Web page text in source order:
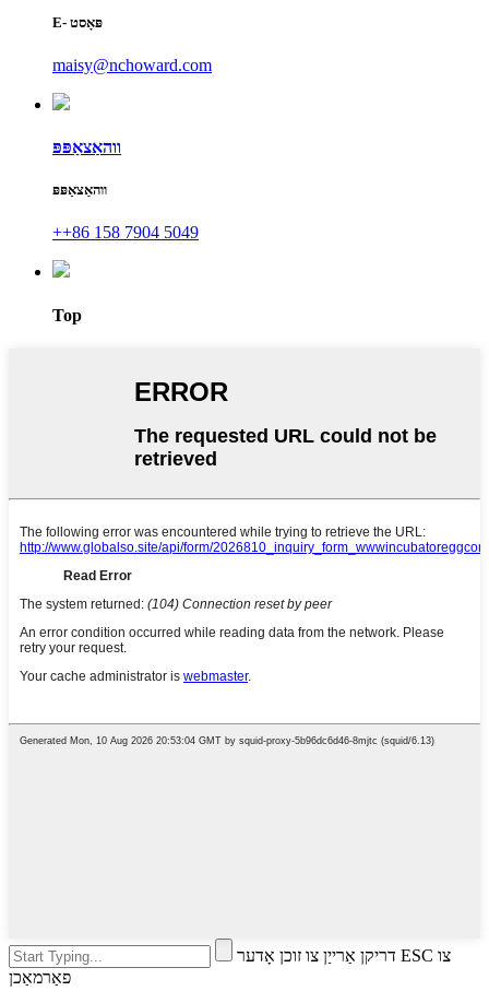
E- פּאָסט
maisy@nchoward.com
ווהאַצאַפּפּ
ווהאַצאַפּפּ
++86 158 7904 5049
Top
דריקן אַרייַן צו זוכן אָדער ESC צו
פאַרמאַכן